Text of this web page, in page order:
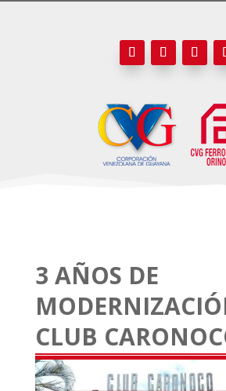
3 AÑOS DE
CLUB